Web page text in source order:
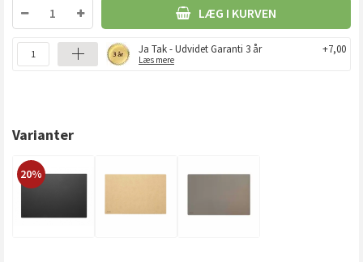
LÆG I KURVEN
Ja Tak - Udvidet Garanti 3 år
Læs mere
+7,00
Varianter
20%